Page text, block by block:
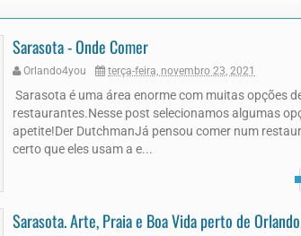
Sarasota - Onde Comer
Orlando4you terça-feira, novembro 23, 2021
Sarasota é uma área enorme com muitas opções
restaurantes.Nesse post selecionamos algumas
apetite!Der DutchmanJá pensou comer num
certo que eles usam a e...
Sarasota. Arte, Praia e Boa Vida perto de